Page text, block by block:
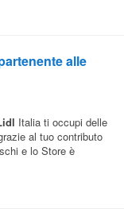
alle
Italia ti occupi delle
al tuo contributo
e lo Store è